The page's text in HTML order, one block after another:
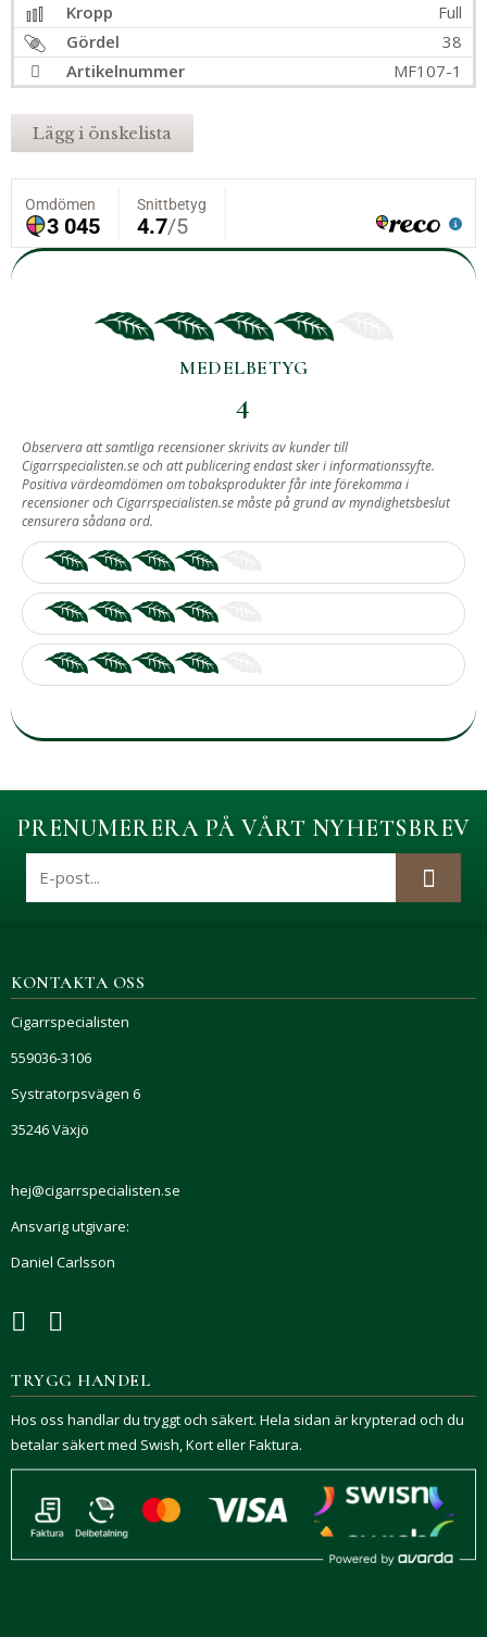
Kropp
Full
Gördel
38
Artikelnummer
MF107-1
Lägg i önskelista
MEDELBETYG
4
BASERAT PÅ
3
Observera att samtliga recensioner skrivits av kunder till
Cigarrspecialisten.se och att publicering endast sker i informationssyfte.
Positiva värdeomdömen om tobaksprodukter får inte förekomma i
recensioner och Cigarrspecialisten.se måste på grund av myndighetsbeslut
censurera sådana ord.
PRENUMERERA PÅ VÅRT NYHETSBREV
KONTAKTA OSS
Cigarrspecialisten
559036-3106
Systratorpsvägen 6
35246 Växjö
hej@cigarrspecialisten.se
Ansvarig utgivare:
Daniel Carlsson
TRYGG HANDEL
Hos oss handlar du tryggt och säkert. Hela sidan är krypterad och du
betalar säkert med Swish, Kort eller Faktura.